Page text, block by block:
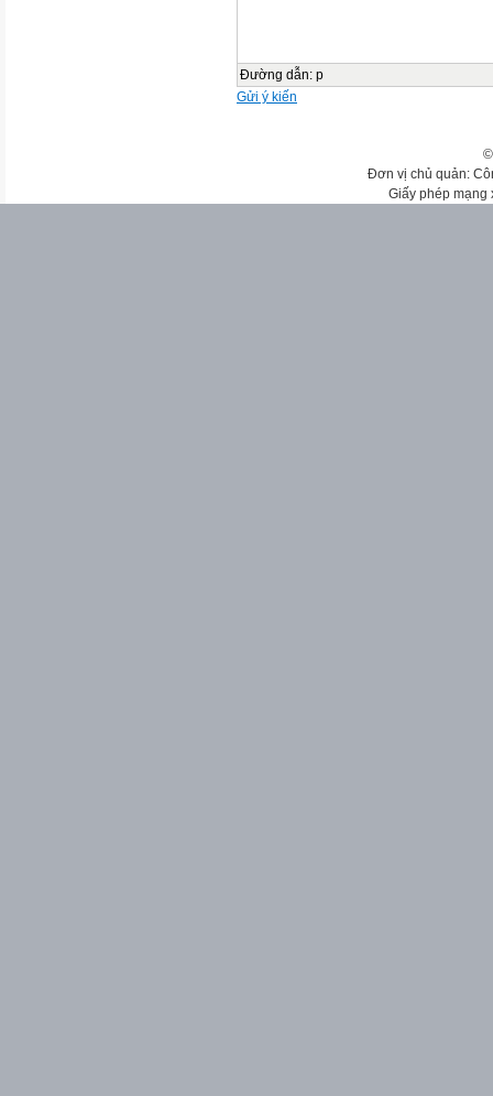
Đường dẫn: p
Gửi ý kiến
Đơn vị chủ quản:
Giấy phép mạng